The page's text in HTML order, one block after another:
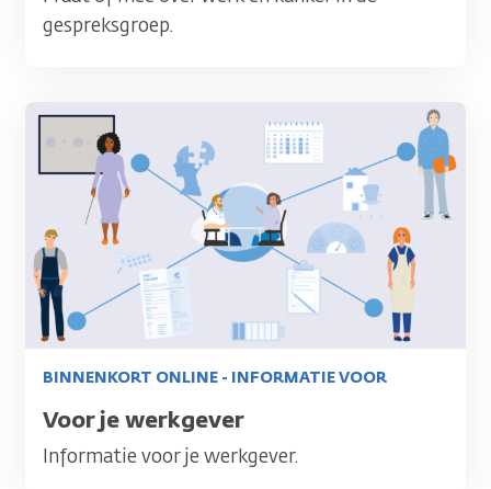
gespreksgroep.
Afbeelding
BINNENKORT ONLINE - INFORMATIE VOOR
Titel
Voor je werkgever
Informatie voor je werkgever.